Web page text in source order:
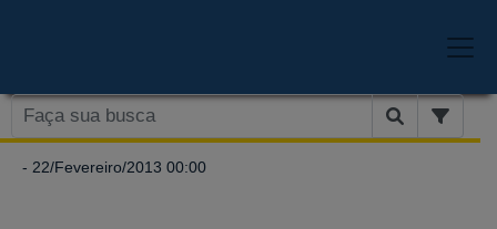
- 22/Fevereiro/2013 00:00